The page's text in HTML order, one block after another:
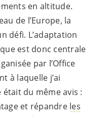
en altitude.
de l’Europe, la
défi. L’adaptation
est donc centrale
par l’Office
à laquelle j’ai
du même avis :
et répandre les